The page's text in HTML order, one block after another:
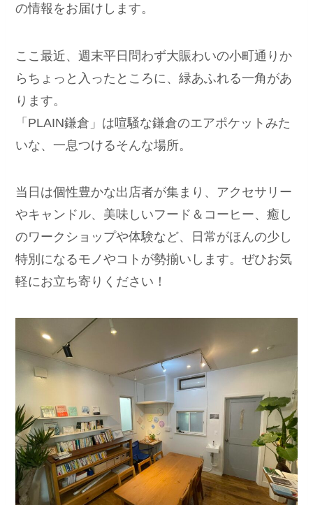
の情報をお届けします。
ここ最近、週末平日問わず大賑わいの小町通りか
らちょっと入ったところに、緑あふれる一角があ
ります。
「PLAIN鎌倉」は喧騒な鎌倉のエアポケットみた
いな、一息つけるそんな場所。
当日は個性豊かな出店者が集まり、アクセサリー
やキャンドル、美味しいフード＆コーヒー、癒し
のワークショップや体験など、日常がほんの少し
特別になるモノやコトが勢揃いします。ぜひお気
軽にお立ち寄りください！